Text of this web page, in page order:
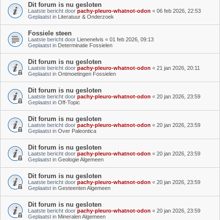
Dit forum is nu gesloten
Laatste bericht door pachy-pleuro-whatnot-odon « 06 feb 2026, 22:53
Geplaatst in Literatuur & Onderzoek
Fossiele steen
Laatste bericht door Lienenelvis « 01 feb 2026, 09:13
Geplaatst in Determinatie Fossielen
Dit forum is nu gesloten
Laatste bericht door pachy-pleuro-whatnot-odon « 21 jan 2026, 20:11
Geplaatst in Ontmoetingen Fossielen
Dit forum is nu gesloten
Laatste bericht door pachy-pleuro-whatnot-odon « 20 jan 2026, 23:59
Geplaatst in Off-Topic
Dit forum is nu gesloten
Laatste bericht door pachy-pleuro-whatnot-odon « 20 jan 2026, 23:59
Geplaatst in Over Paleontica
Dit forum is nu gesloten
Laatste bericht door pachy-pleuro-whatnot-odon « 20 jan 2026, 23:59
Geplaatst in Geologie Algemeen
Dit forum is nu gesloten
Laatste bericht door pachy-pleuro-whatnot-odon « 20 jan 2026, 23:59
Geplaatst in Gesteenten Algemeen
Dit forum is nu gesloten
Laatste bericht door pachy-pleuro-whatnot-odon « 20 jan 2026, 23:59
Geplaatst in Mineralen Algemeen